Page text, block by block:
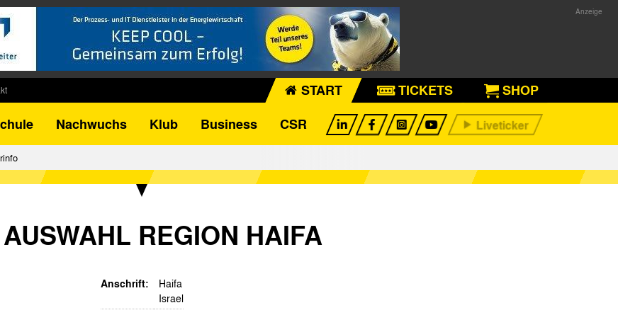
START TICKETS
SHOP
Nachwuchs Klub Business CSR
AUSWAHL REGION HAIFA
Anschrift:
Haifa
Israel